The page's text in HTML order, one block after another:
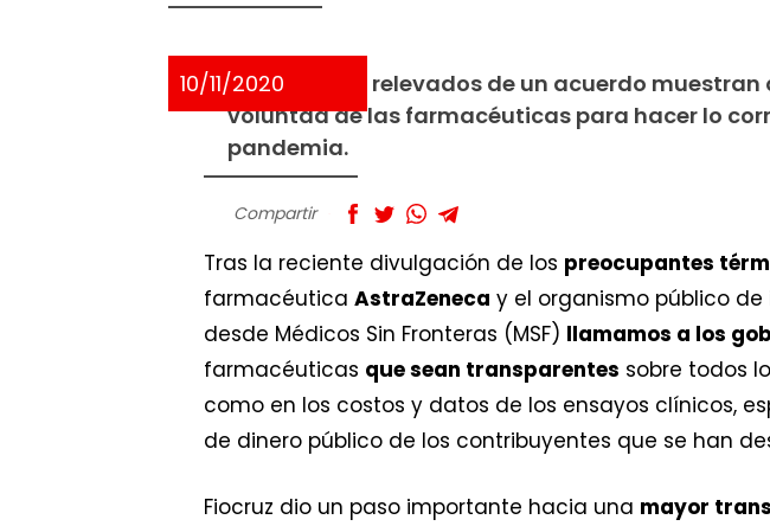
10/11/2020
Los términos relevados de un acuerdo
voluntad de las farmacéuticas para hacer lo
pandemia.
Compartir
Tras la reciente divulgación de los preocupantes
farmacéutica AstraZeneca y el organismo público
desde Médicos Sin Fronteras (MSF) llamamos a los
farmacéuticas que sean transparentes sobre todos
como en los costos y datos de los ensayos clínicos,
de dinero público de los contribuyentes que se han
Fiocruz dio un paso importante hacia una mayor